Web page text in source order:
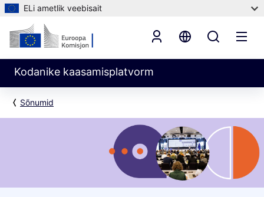
ELi ametlik veebisait
Kodanike kaasamisplatvorm
Sõnumid